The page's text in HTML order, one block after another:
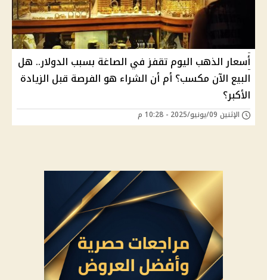
أسعار الذهب اليوم تقفز في الصاغة بسبب الدولار.. هل
البيع الآن مكسب؟ أم أن الشراء هو الفرصة قبل الزيادة
الأكبر؟
الإثنين 09/يونيو/2025 - 10:28 م